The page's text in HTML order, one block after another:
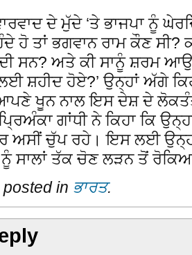
ਦੇ ਮੁੱਦੇ ‘ਤੇ ਭਾਜਪਾ ਨੂੰ
ਹੋ ਤਾਂ ਭਗਵਾਨ ਰਾਮ ਕੌਣ ਸੀ?
ਸਨ? ਅਤੇ ਕੀ ਸਾਨੂੰ ਸ਼ਰਮ
ਸ਼ਹੀਦ ਹੋਏ?’ ਉਨ੍ਹਾਂ ਅੱਗੇ
ਆਪਣੇ ਖੂਨ ਨਾਲ ਇਸ ਦੇਸ਼ ਦੇ
ਗਾਂਧੀ ਨੇ ਕਿਹਾ ਕਿ
ਅਸੀਂ ਚੁੱਪ ਰਹੇ। ਇਸ ਲਈ
ਨੂੰ ਸਾਲਾਂ ਤੱਕ ਚੋਣ ਲੜਨ ਤੋਂ
in ਭਾਰਤ.